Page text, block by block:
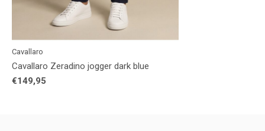
Cavallaro
Cavallaro Zeradino jogger dark blue
€149,95